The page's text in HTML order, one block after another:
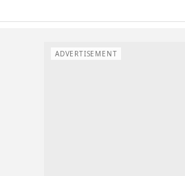
ADVERTISEMENT